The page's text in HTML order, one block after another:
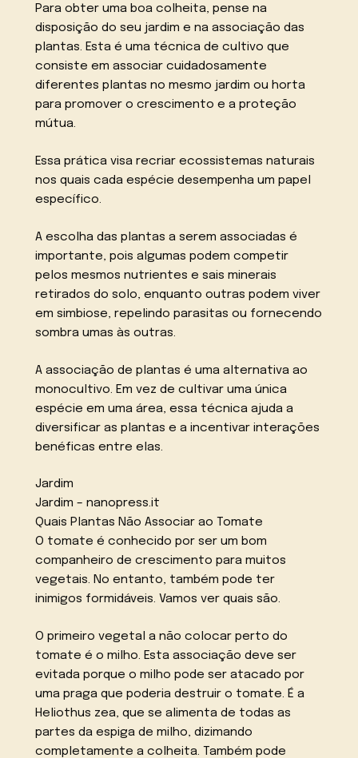
Para obter uma boa colheita, pense na
disposição do seu jardim e na associação das
plantas. Esta é uma técnica de cultivo que
consiste em associar cuidadosamente
diferentes plantas no mesmo jardim ou horta
para promover o crescimento e a proteção
mútua.
Essa prática visa recriar ecossistemas naturais
nos quais cada espécie desempenha um papel
específico.
A escolha das plantas a serem associadas é
importante, pois algumas podem competir
pelos mesmos nutrientes e sais minerais
retirados do solo, enquanto outras podem viver
em simbiose, repelindo parasitas ou fornecendo
sombra umas às outras.
A associação de plantas é uma alternativa ao
monocultivo. Em vez de cultivar uma única
espécie em uma área, essa técnica ajuda a
diversificar as plantas e a incentivar interações
benéficas entre elas.
Jardim
Jardim – nanopress.it
Quais Plantas Não Associar ao Tomate
O tomate é conhecido por ser um bom
companheiro de crescimento para muitos
vegetais. No entanto, também pode ter
inimigos formidáveis. Vamos ver quais são.
O primeiro vegetal a não colocar perto do
tomate é o milho. Esta associação deve ser
evitada porque o milho pode ser atacado por
uma praga que poderia destruir o tomate. É a
Heliothus zea, que se alimenta de todas as
partes da espiga de milho, dizimando
completamente a colheita. Também pode